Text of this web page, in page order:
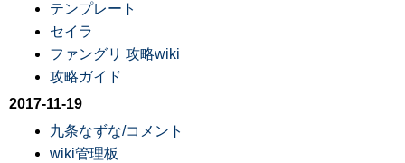
テンプレート
セイラ
ファングリ 攻略wiki
攻略ガイド
2017-11-19
九条なずな/コメント
wiki管理板